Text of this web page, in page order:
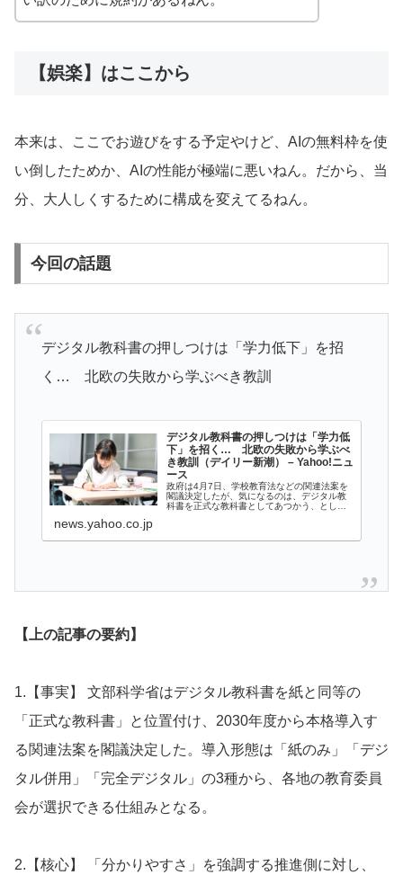
【娯楽】はここから
本来は、ここでお遊びをする予定やけど、AIの無料枠を使
い倒したためか、AIの性能が極端に悪いねん。だから、当
分、大人しくするために構成を変えてるねん。
今回の話題
デジタル教科書の押しつけは「学力低下」を招
く… 北欧の失敗から学ぶべき教訓
デジタル教科書の押しつけは「学力低
下」を招く… 北欧の失敗から学ぶべ
き教訓（デイリー新潮） – Yahoo!ニュ
ース
政府は4月7日、学校教育法などの関連法案を
閣議決定したが、気になるのは、デジタル教
科書を正式な教科書としてあつかう、として
news.yahoo.co.jp
【上の記事の要約】
1.【事実】 文部科学省はデジタル教科書を紙と同等の
「正式な教科書」と位置付け、2030年度から本格導入す
る関連法案を閣議決定した。導入形態は「紙のみ」「デジ
タル併用」「完全デジタル」の3種から、各地の教育委員
会が選択できる仕組みとなる。
2.【核心】 「分かりやすさ」を強調する推進側に対し、